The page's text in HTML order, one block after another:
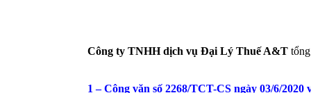
Công ty TNHH dịch vụ Đại Lý ThuếA&T
1 – Công văn số 2268/TCT-CS ngày 03/6/2020